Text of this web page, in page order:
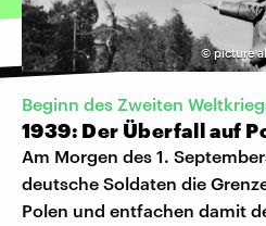
©picture
Beginn des Zweiten
1939: Der Überfall auf
Am Morgen des 1.
deutsche Soldaten die
Polen und entfachen damit